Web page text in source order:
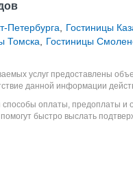
Петербурга
Гостиницы
Томска Гостиницы
услуг предоставлены
данной информации
способы оплаты, предоплаты и
быстро выслать